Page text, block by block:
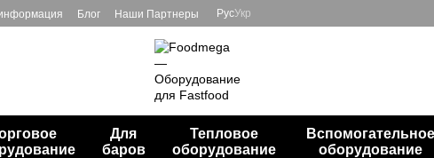
Блог Наши Партнеры РусУкр
Для
баров
Тепловое
оборудование
Вспомогательное
оборудование